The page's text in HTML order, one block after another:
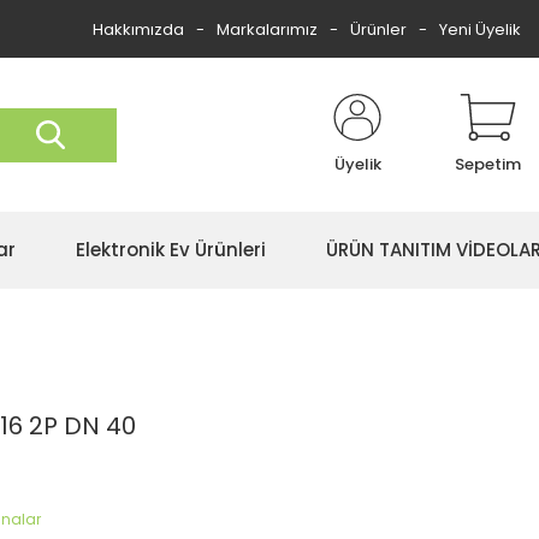
Hakkımızda Markalarımız Ürünler Yeni Üyelik
Üyelik Sepetim
Elektronik Ev Ürünleri ÜRÜN TANITIM
2P DN 40